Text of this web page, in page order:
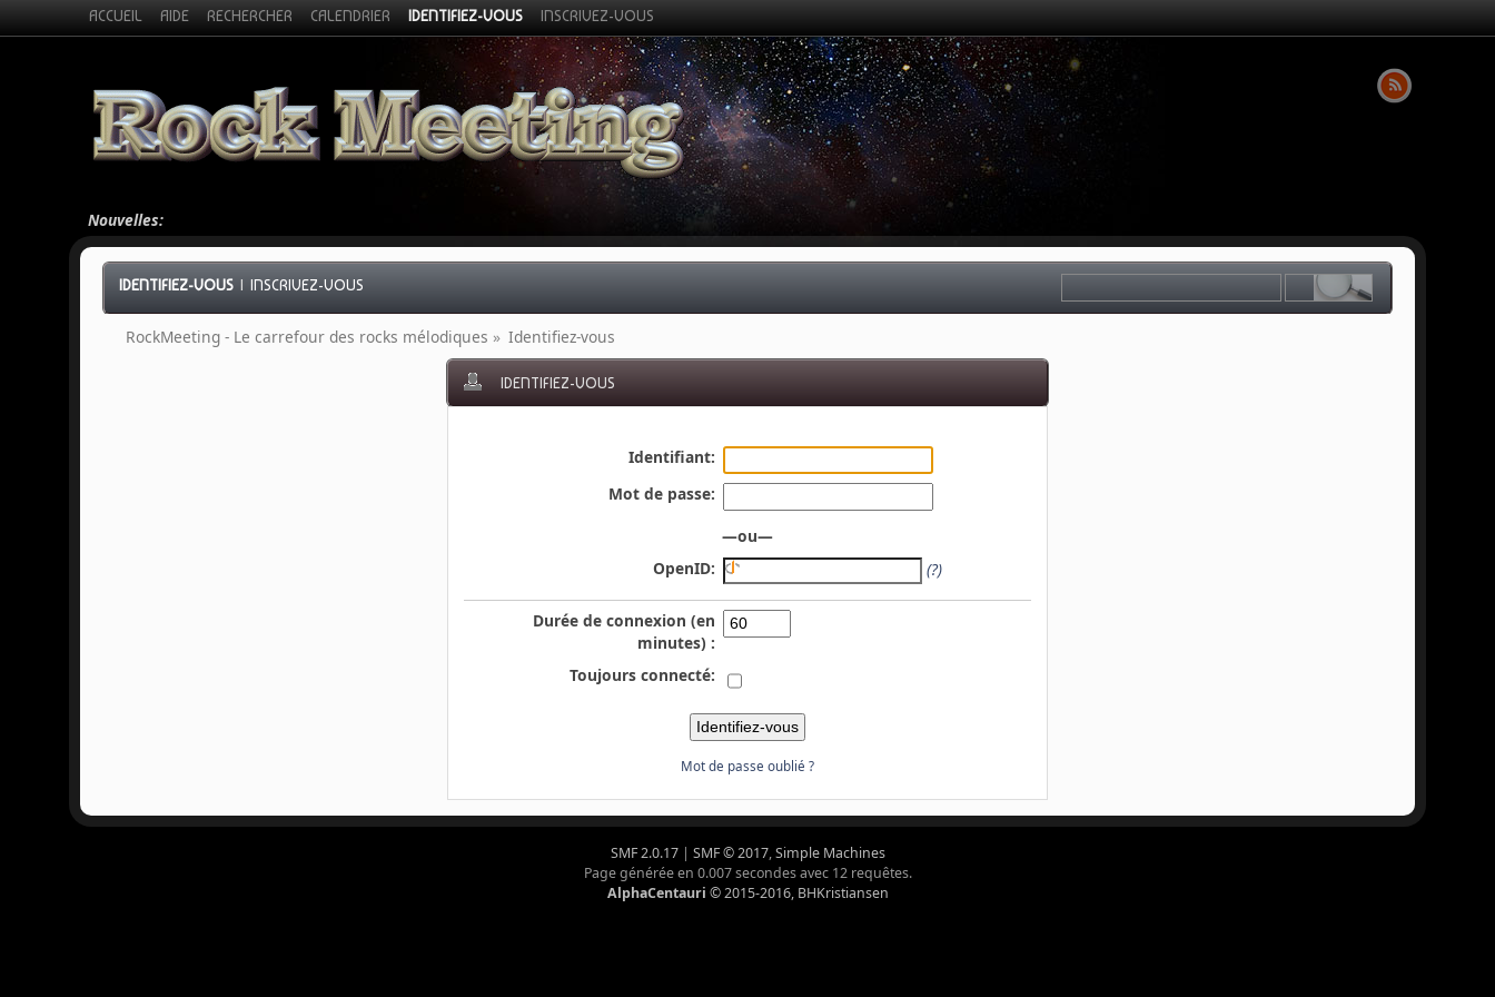
ACCUEIL AIDE RECHERCHER CALENDRIER IDENTIFIEZ-VOUS INSCRIVEZ-VOUS
Nouvelles:
IDENTIFIEZ-VOUS |INSCRIVEZ-VOUS
RockMeeting - Le carrefour des rocks mélodiques » Identifiez-vous
IDENTIFIEZ-VOUS
Identifiant:
Mot de passe:
—ou—
OpenID:
(?)
Durée de connexion (en
minutes) :
Toujours connecté:
Mot de passe oublié ?
SMF 2.0.17| SMF © 2017,Simple Machines
Page générée en 0.007 secondes avec 12 requêtes.
AlphaCentauri © 2015-2016, BHKristiansen